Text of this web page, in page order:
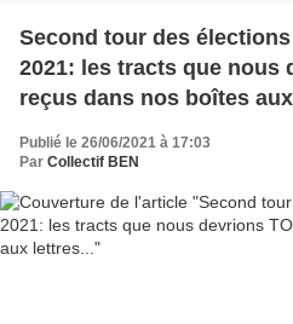
Second tour des
2021: les tracts que nous
reçus dans nos boîtes
Publié le 26/06/2021 à 17:03
Par Collectif BEN